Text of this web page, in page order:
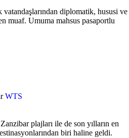
diplomatik, hususi ve
muaf. Umuma mahsus pasaportlu
WTS
plajları ile de son yılların en
biri haline geldi.